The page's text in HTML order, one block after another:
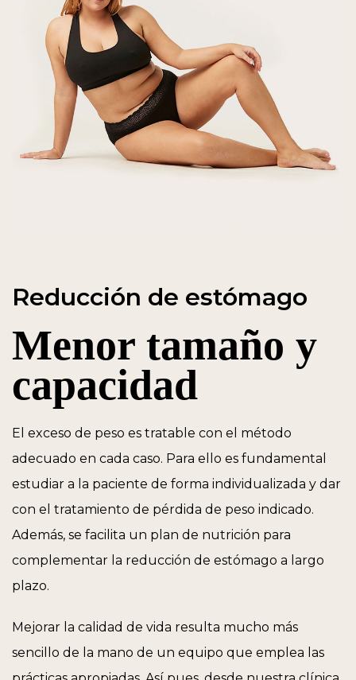
Reducción de estómago
Menor tamaño y
capacidad
El exceso de peso es tratable con el método
adecuado en cada caso. Para ello es fundamental
estudiar a la paciente de forma individualizada y dar
con el tratamiento de pérdida de peso indicado.
Además, se facilita un plan de nutrición para
complementar la reducción de estómago a largo
plazo.
Mejorar la calidad de vida resulta mucho más
sencillo de la mano de un equipo que emplea las